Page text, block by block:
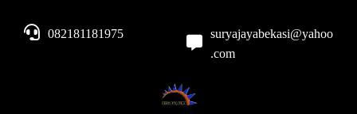
082181181975
suryajayabekasi@yahoo
.com